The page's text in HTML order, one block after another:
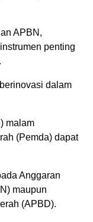
APBN,
penting
dalam
malam
(Pemda) dapat
Anggaran
maupun
(APBD).